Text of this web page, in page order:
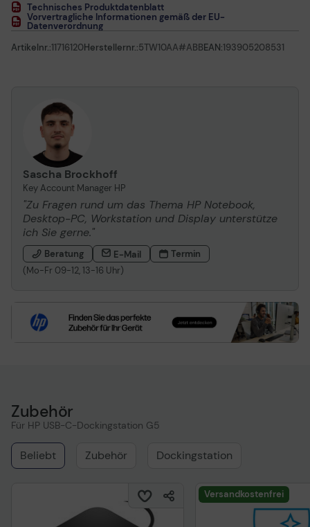
Technisches Produktdatenblatt
Vorvertragliche Informationen gemäß der EU-
Datenverordnung
Artikelnr.:11716120Herstellernr.:5TW10AA#ABBEAN:193905208531
Sascha Brockhoff
Key Account Manager HP
"Zu Fragen rund um das Thema HP Notebook,
Desktop-PC, Workstation und Display unterstütze
ich Sie gerne."
Beratung E-Mail
Termin
(Mo-Fr 09-12, 13-16 Uhr)
Zubehör
Für HP USB-C-Dockingstation G5
Beliebt Zubehör Dockingstation
Versandkostenfrei